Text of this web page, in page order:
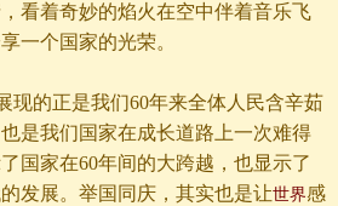
看着奇妙的焰火在空中伴着音乐飞
一个国家的光荣。
的正是我们60年来全体人民含辛茹
是我们国家在成长道路上一次难得
国家在60年间的大跨越，也显示了
发展。举国同庆，其实也是让世界感